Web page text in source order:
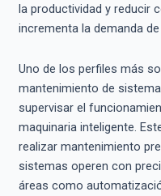
la productividad y reducir
incrementa la demanda
Uno de los perfiles más
mantenimiento de
supervisar el
maquinaria inteligente.
realizar mantenimiento
sistemas operen con
áreas como